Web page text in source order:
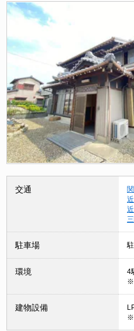
交通
駐車場
環境
4
※
建物設備
※